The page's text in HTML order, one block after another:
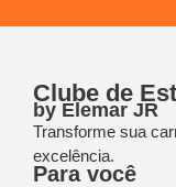
Clube de
by Elemar JR
Transforme sua
excelência.
Para você